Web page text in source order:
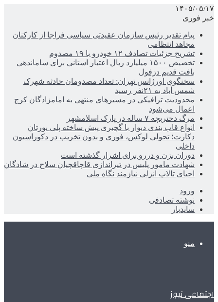
۱۴۰۵/۰۵/۱۷
خبر فوری
پیام تقدیر رئیس سازمان عقیدتی سیاسی فراجا از کارکنان
مجاهد انتظامی
تشریح جزئیات تصادف ۱۲ خودرو با ۱۹ مصدوم
تخصیص ۱۵۰۰ میلیارد ریال اعتبار استانی برای ساماندهی
بافت قدیم دزفول
سخنگوی اورژانس تهران: تعداد مصدومان حادثه شهرک
شمس آباد به ۲۱نفر رسید
محدودیت ترافیکی در مسیرهای منتهی به امامزادگان کرج
اعمال می‌شود
مرگ دختربچه ۷ ساله در پارک اسلامشهر
انواع قاب بندی دیوار با گچبری پیش ساخته پلی یورتان
دکارت؛ تحولی لوکس، فوری و بدون تخریب در دکوراسیون
داخلی
دوران بزن و دررو برای اشرار گذشته است
شهادت مامور پلیس در تیراندازی قاچاقچیان سلاح در شادگان
احیای تالاب انزلی نیازمند نگاه ملی
ورود
نوشته تصادفی
سایدبار
منو
اجتماعی نیوز